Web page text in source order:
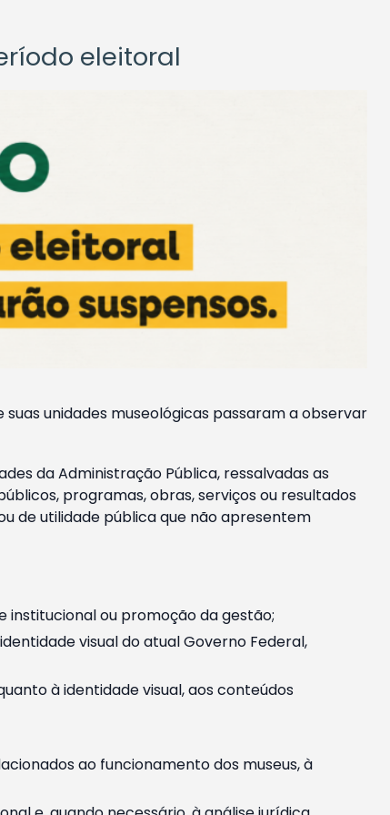
eleitoral
unidades museológicas passaram a observar
da Administração Pública, ressalvadas as
programas, obras, serviços ou resultados
de utilidade pública que não apresentem
ou promoção da gestão;
visual do atual Governo Federal,
à identidade visual, aos conteúdos
ao funcionamento dos museus, à